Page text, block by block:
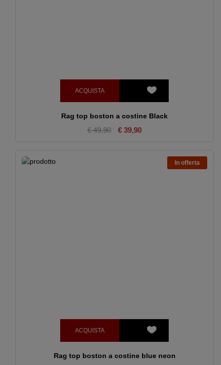
ACQUISTA
Rag top boston a costine Black
€ 49,90 € 39,90
In offerta
ACQUISTA
Rag top boston a costine blue neon